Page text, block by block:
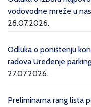
vodovodne mreže u
28.07.2026.
Odluka o poništenju
radova Uređenje
27.07.2026.
Preliminarna rang lista